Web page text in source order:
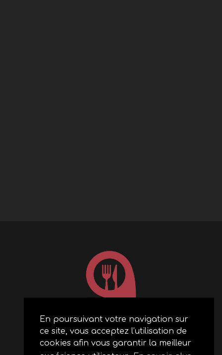
En poursuivant votre navigation sur
ce site, vous acceptez l’utilisation de
cookies afin vous garantir la meilleur
ACCUEIL